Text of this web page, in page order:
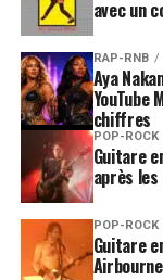
avec un
RAP-RNB
Aya
YouTube
chiffres
POP-ROCK
Guitare
après
POP-ROCK
Guitare